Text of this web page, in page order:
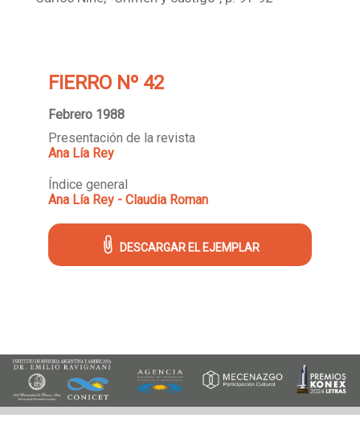
FIERRO Nº 42
Febrero 1988
Presentación de la revista
Ana Lía Rey
Índice general
Ana Lía Rey - Claudia Roman
DESCARGAR EL EJEMPLAR